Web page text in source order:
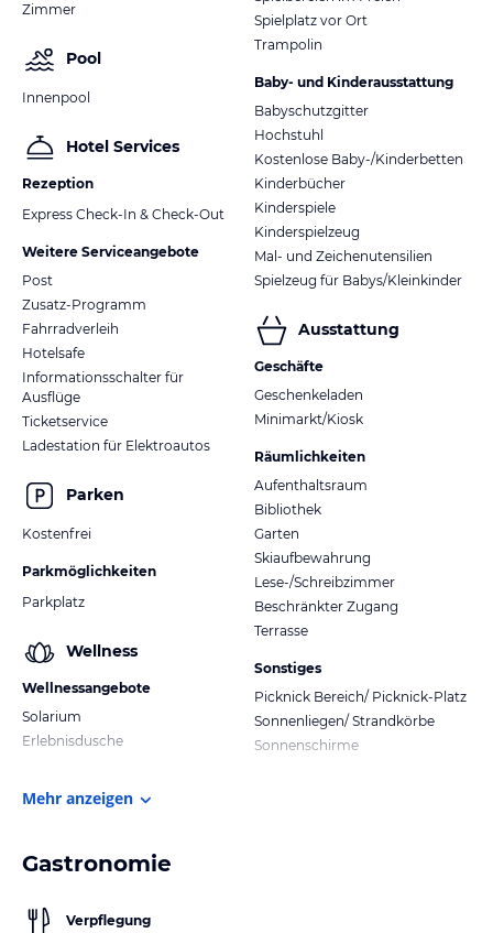
Zimmer
Pool
Innenpool
Hotel Services
Rezeption
Express Check-In & Check-Out
Weitere Serviceangebote
Post
Zusatz-Programm
Fahrradverleih
Hotelsafe
Informationsschalter für
Ausflüge
Ticketservice
Ladestation für Elektroautos
Parken
Kostenfrei
Parkmöglichkeiten
Parkplatz
Wellness
Wellnessangebote
Solarium
Erlebnisdusche
Spielplatz vor Ort
Trampolin
Baby- und Kinderausstattung
Babyschutzgitter
Hochstuhl
Kostenlose Baby-/Kinderbetten
Kinderbücher
Kinderspiele
Kinderspielzeug
Mal- und Zeichenutensilien
Spielzeug für Babys/Kleinkinder
Ausstattung
Geschäfte
Geschenkeladen
Minimarkt/Kiosk
Räumlichkeiten
Aufenthaltsraum
Bibliothek
Garten
Skiaufbewahrung
Lese-/Schreibzimmer
Beschränkter Zugang
Terrasse
Sonstiges
Picknick Bereich/ Picknick-Platz
Sonnenliegen/ Strandkörbe
Sonnenschirme
Mehr anzeigen
Gastronomie
Verpflegung